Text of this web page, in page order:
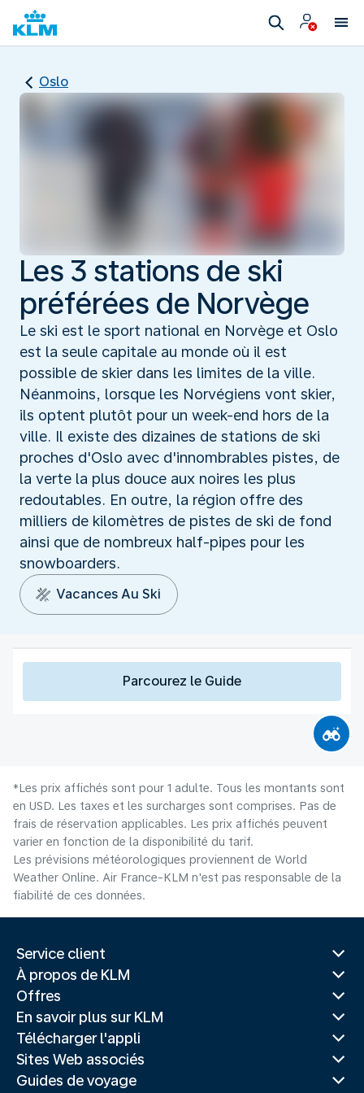
Oslo
Les 3 stations de ski
préférées de Norvège
Le ski est le sport national en Norvège et Oslo
est la seule capitale au monde où il est
possible de skier dans les limites de la ville.
Néanmoins, lorsque les Norvégiens vont skier,
ils optent plutôt pour un week-end hors de la
ville. Il existe des dizaines de stations de ski
proches d'Oslo avec d'innombrables pistes, de
la verte la plus douce aux noires les plus
redoutables. En outre, la région offre des
milliers de kilomètres de pistes de ski de fond
ainsi que de nombreux half-pipes pour les
snowboarders.
Vacances Au Ski
Parcourez le Guide
*Les prix affichés sont pour 1 adulte. Tous les montants sont
en USD. Les taxes et les surcharges sont comprises. Pas de
frais de réservation applicables. Les prix affichés peuvent
varier en fonction de la disponibilité du tarif.
Les prévisions météorologiques proviennent de World
Weather Online. Air France-KLM n'est pas responsable de la
fiabilité de ces données.
Service client
À propos de KLM
Offres
En savoir plus sur KLM
Télécharger l'appli
Sites Web associés
Guides de voyage